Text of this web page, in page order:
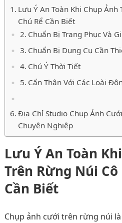
Lưu Ý An Toàn Khi Chụp Ảnh
Chú Rể Cần Biết
Chuẩn Bị Trang Phục Và
Chuẩn Bị Dụng Cụ Cần
Chú Ý Thời Tiết
Cẩn Thận Với Các Loài
Địa Chỉ Studio Chụp Ảnh
Chuyên Nghiệp
Lưu Ý An Toàn
Trên Rừng Núi Cô
Cần Biết
Chụp ảnh cưới trên rừng núi